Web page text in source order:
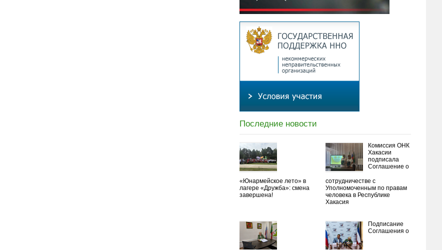
Последние новости
«Юнармейское лето» в
лагере «Дружба»: смена
завершена!
Комиссия ОНК
Хакасии
подписала
Соглашение о
сотрудничестве с
Уполномоченным по правам
человека в Республике
Хакасия
Подписание
Соглашения о